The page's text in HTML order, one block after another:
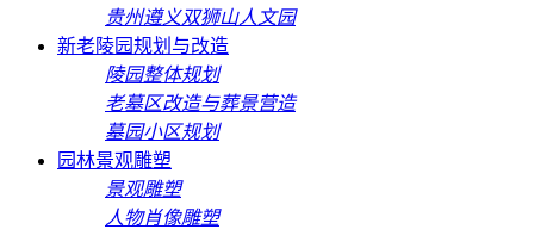
贵州遵义双狮山人文园
新老陵园规划与改造
陵园整体规划
老墓区改造与葬景营造
墓园小区规划
园林景观雕塑
景观雕塑
人物肖像雕塑